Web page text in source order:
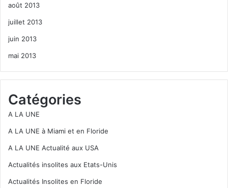
août 2013
juillet 2013
juin 2013
mai 2013
Catégories
A LA UNE
A LA UNE à Miami et en Floride
A LA UNE Actualité aux USA
Actualités insolites aux Etats-Unis
Actualités Insolites en Floride